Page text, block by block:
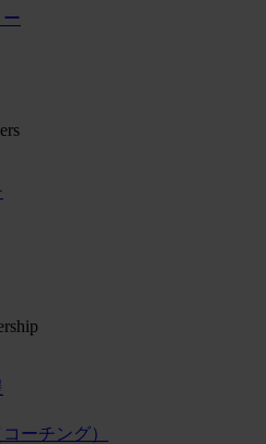
ーチング）